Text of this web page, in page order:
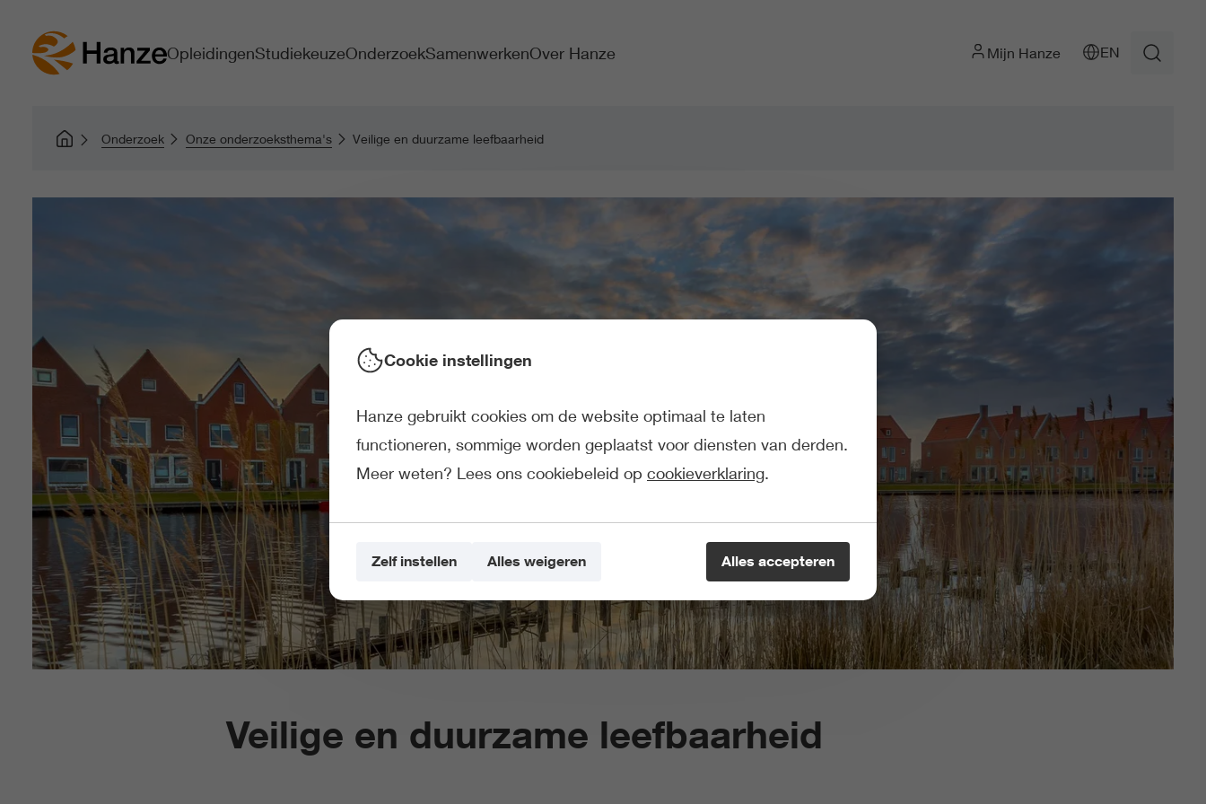
OpleidingenStudiekeuzeOnderzoekSamenwerkenOver Hanze Mijn Hanze EN
Onderzoek Onze onderzoeksthema's Veilige en duurzame leefbaarheid
Veilige en duurzame leefbaarheid
Cookie instellingen
Hanze gebruikt cookies om de website optimaal te laten
functioneren, sommige worden geplaatst voor diensten van derden.
Meer weten? Lees ons cookiebeleid op cookieverklaring.
Alles accepteren
Zelf instellen Alles weigeren